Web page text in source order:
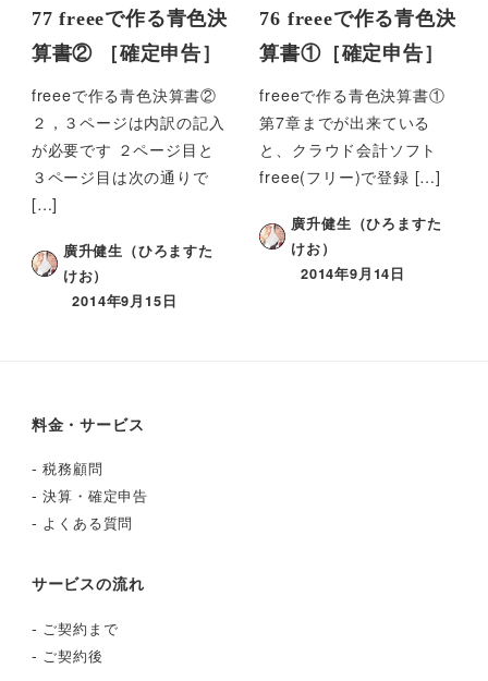
77 freeeで作る青色決
算書② ［確定申告］
freeeで作る青色決算書②
２，３ページは内訳の記入
が必要です ２ページ目と
３ページ目は次の通りで
[…]
廣升健生（ひろますた
けお）
2014年9月15日
76 freeeで作る青色決
算書①［確定申告］
freeeで作る青色決算書①
第7章までが出来ている
と、クラウド会計ソフト
freee(フリー)で登録 […]
廣升健生（ひろますた
けお）
2014年9月14日
料金・サービス
-税務顧問
-決算・確定申告
- よくある質問
サービスの流れ
- ご契約まで
- ご契約後